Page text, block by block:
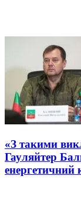
«З такими
Гауляйтер
енергетичний